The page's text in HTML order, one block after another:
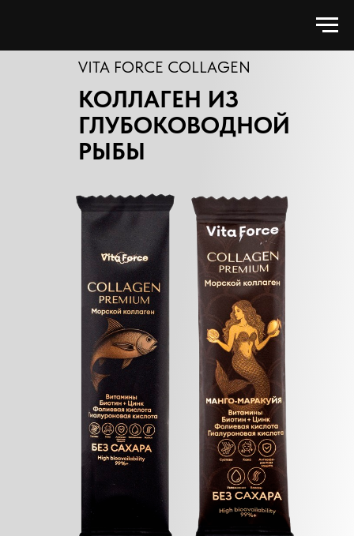
КОЛЛАГЕН ИЗ
ГЛУБОКОВОДНОЙ
РЫБЫ
VITA FORCE COLLAGEN